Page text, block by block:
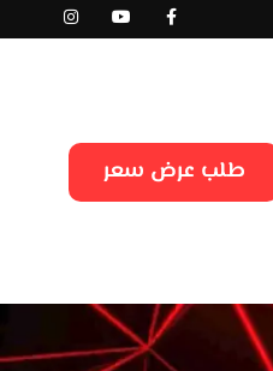
طلب عرض سعر